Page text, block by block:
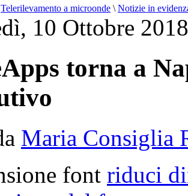
Telerilevamento a microonde \ Notizie in
10 Ottobre
torna a
Maria Consiglia
font riduci